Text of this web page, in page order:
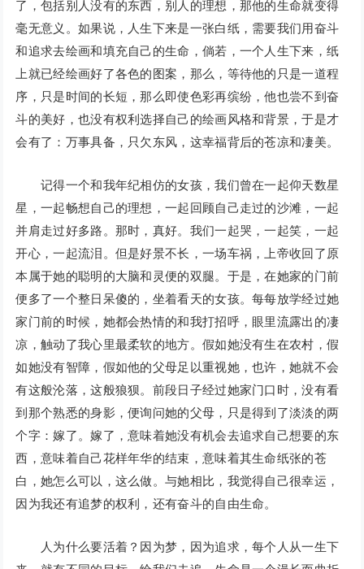
了，包括别人没有的东西，别人的理想，那他的生命就变得
毫无意义。如果说，人生下来是一张白纸，需要我们用奋斗
和追求去绘画和填充自己的生命，倘若，一个人生下来，纸
上就已经绘画好了各色的图案，那么，等待他的只是一道程
序，只是时间的长短，那么即使色彩再缤纷，他也尝不到奋
斗的美好，也没有权利选择自己的绘画风格和背景，于是才
会有了：万事具备，只欠东风，这幸福背后的苍凉和凄美。
记得一个和我年纪相仿的女孩，我们曾在一起仰天数星
星，一起畅想自己的理想，一起回顾自己走过的沙滩，一起
并肩走过好多路。那时，真好。我们一起哭，一起笑，一起
开心，一起流泪。但是好景不长，一场车祸，上帝收回了原
本属于她的聪明的大脑和灵便的双腿。于是，在她家的门前
便多了一个整日呆傻的，坐着看天的女孩。每每放学经过她
家门前的时候，她都会热情的和我打招呼，眼里流露出的凄
凉，触动了我心里最柔软的地方。假如她没有生在农村，假
如她没有智障，假如他的父母足以重视她，也许，她就不会
有这般沦落，这般狼狈。前段日子经过她家门口时，没有看
到那个熟悉的身影，便询问她的父母，只是得到了淡淡的两
个字：嫁了。嫁了，意味着她没有机会去追求自己想要的东
西，意味着自己花样年华的结束，意味着其生命纸张的苍
白，她怎么可以，这么做。与她相比，我觉得自己很幸运，
因为我还有追梦的权利，还有奋斗的自由生命。
人为什么要活着？因为梦，因为追求，每个人从一生下